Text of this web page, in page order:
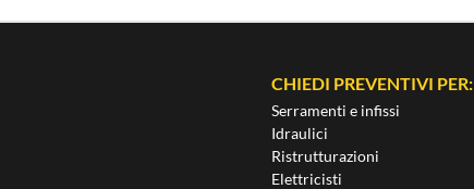
CHIEDI PREVENTIVI PER:
Serramenti e infissi
Idraulici
Ristrutturazioni
Elettricisti